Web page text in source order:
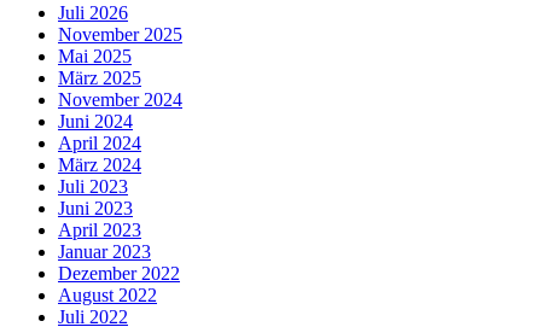
Juli 2026
November 2025
Mai 2025
März 2025
November 2024
Juni 2024
April 2024
März 2024
Juli 2023
Juni 2023
April 2023
Januar 2023
Dezember 2022
August 2022
Juli 2022